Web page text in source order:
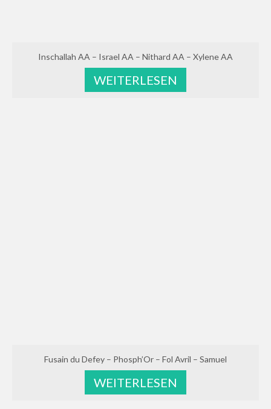
Inschallah AA – Israel AA – Nithard AA – Xylene AA
WEITERLESEN
Fusain du Defey – Phosph’Or – Fol Avril – Samuel
WEITERLESEN